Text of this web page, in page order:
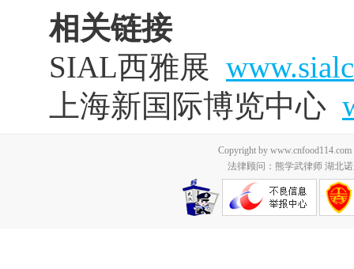
相关链接
SIAL西雅展
上海新国际博览中心
Copyright by
法律顾问：熊学武律师 湖北